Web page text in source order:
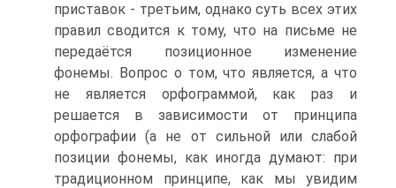
приставок - третьим, однако суть всех этих
правил сводится к тому, что на письме не
передаётся позиционное изменение
фонемы. Вопрос о том, что является, а что
не является орфограммой, как раз и
решается в зависимости от принципа
орфографии (а не от сильной или слабой
позиции фонемы, как иногда думают: при
традиционном принципе, как мы увидим